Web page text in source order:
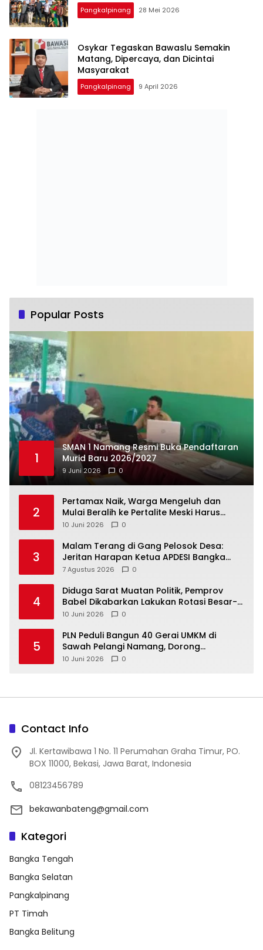
Pangkalpinang 28 Mei 2026
Osykar Tegaskan Bawaslu Semakin
Matang, Dipercaya, dan Dicintai
Masyarakat
Pangkalpinang 9 April 2026
Popular Posts
1
SMAN 1 Namang Resmi Buka Pendaftaran
Murid Baru 2026/2027
9 Juni 2026 0
2
‎Pertamax Naik, Warga Mengeluh dan
Mulai Beralih ke Pertalite Meski Harus
10 Juni 2026 0
3
Malam Terang di Gang Pelosok Desa:
Jeritan Harapan Ketua APDESI Bangka
Tengah untuk PLN Babel
7 Agustus 2026 0
4
‎Diduga Sarat Muatan Politik, Pemprov
Babel Dikabarkan Lakukan Rotasi Besar-
10 Juni 2026 0
5
‎PLN Peduli Bangun 40 Gerai UMKM di
Sawah Pelangi Namang, Dorong
10 Juni 2026 0
Contact Info
Jl. Kertawibawa 1 No. 11 Perumahan Graha Timur, PO.
BOX 11000, Bekasi, Jawa Barat, Indonesia
08123456789
bekawanbateng@gmail.com
Kategori
Bangka Tengah
Bangka Selatan
Pangkalpinang
PT Timah
Bangka Belitung